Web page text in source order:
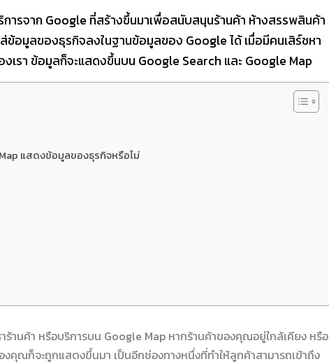
ารจาก Google ที่สร้างขึ้นมาเพื่อสนับสนุนร้านค้า ห้างสรรพสินค้า
ข้อมูลของธุรกิจลงในฐานข้อมูลของ Google ได้ เมื่อมีคนเสิร์ชหา
เรา ข้อมูลก็จะแสดงขึ้นบน Google Search และ Google Map
แสดงข้อมูลของธุรกิจหรือไม่
านค้า หรือบริการบน Google Map หากร้านค้าของคุณอยู่ใกล้เคียง หรือ
คุณก็จะถูกแสดงขึ้นมา เป็นอีกช่องทางหนึ่งที่ทำให้ลูกค้าสามารถเข้าถึง